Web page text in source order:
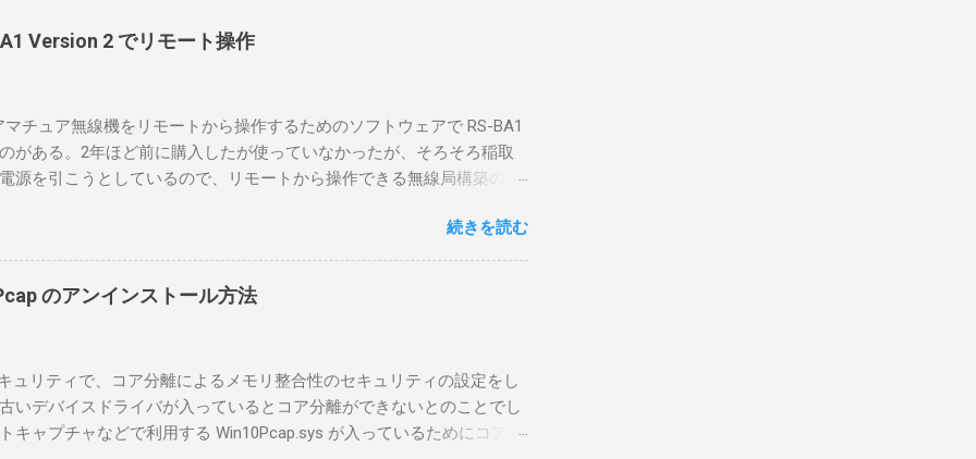
Version 2 でリモート操作
マチュア無線機をリモートから操作するためのソフトウェアで RS-BA1
がある。2年ほど前に購入したが使っていなかったが、そろそろ稲取
源を引こうとしているので、リモートから操作できる無線局構築のた
たのだが、ちっともそんなに簡単につながらなかった。ということ
ポイントを明示しながら、私なりの解説を書いてみる。 基本的な構成
使う場合は、下記のこれらものが必要である ICOMの無線機。 今回は私
るIC-7300を使う。 無線機側(サーバ側) のWindows PC。 今回はちょ
なと思って。 操作側 (クライアント側) の Windows PC。 今回は手元
スコンピュータのWindows 11が入ったPC 操作側で音声を使った交信
ば、相応なマイクなど。 そして、リモート操作を行うソフトウェアで
続きを読む
のアンインストール方法
ュリティで、コア分離によるメモリ整合性のセキュリティの設定をし
いデバイスドライバが入っているとコア分離ができないとのことでし
キャプチャなどで利用する Win10Pcap.sys が入っているためにコア分